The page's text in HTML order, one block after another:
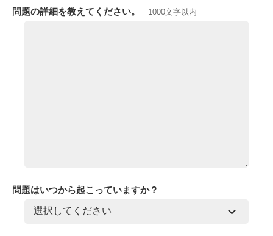
問題の詳細を教えてください。 1000文字以内
問題はいつから起こっていますか？